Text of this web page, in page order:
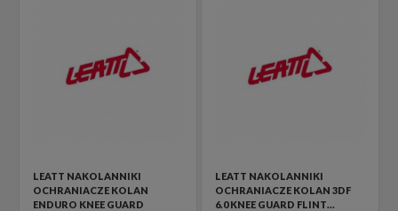
LEATT NAKOLANNIKI
OCHRANIACZE KOLAN
ENDURO KNEE GUARD
LEATT NAKOLANNIKI
OCHRANIACZE KOLAN 3DF
6.0 KNEE GUARD FLINT…